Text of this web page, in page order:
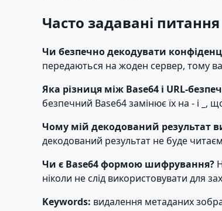
Часто задавані питання
Чи безпечно декодувати
передаються на жоден сервер, тому
Яка різниця між Base64 і URL-
безпечний Base64 замінює їх на - і _,
Чому мій декодований результат
декодований результат не буде
Чи є Base64 формою шифрування?
ніколи не слід використовувати для
Keywords: видалення метаданих